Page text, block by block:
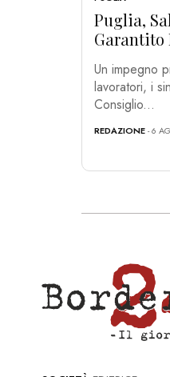
Puglia,
Garantito
Un impegno
lavoratori, i
Consiglio...
REDAZIONE- 6